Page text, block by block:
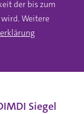
der bis zum
Weitere
Siegel